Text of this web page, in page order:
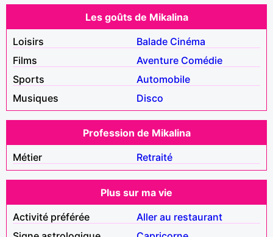
Les goûts de Mikalina
Loisirs
Balade Cinéma
Films
Aventure Comédie
Sports
Automobile
Musiques
Disco
Profession de Mikalina
Métier
Retraité
Plus sur ma vie
Activité préférée
Aller au restaurant